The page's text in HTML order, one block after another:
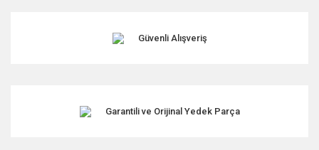
Güvenli Alışveriş
Garantili ve Orijinal Yedek Parça